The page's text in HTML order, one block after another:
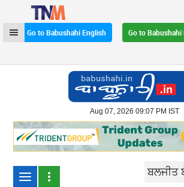
Go to Babushahi English
Go to
Aug 07, 2026 09:07 PM IST
ਬਲਜੀਤ